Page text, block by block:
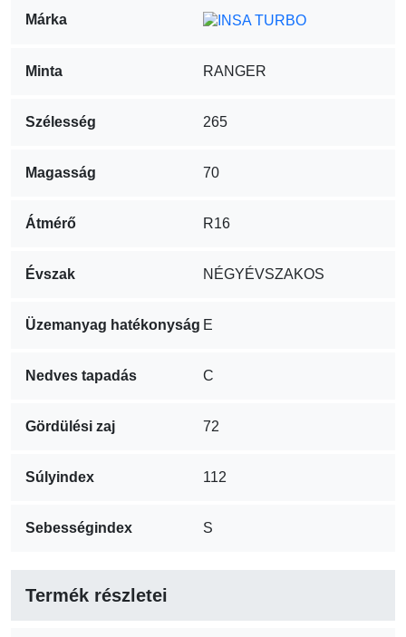
Márka
Minta RANGER
Szélesség 265
Magasság 70
Átmérő R16
Évszak NÉGYÉVSZAKOS
Üzemanyag hatékonyság E
Nedves tapadás C
Gördülési zaj 72
Súlyindex 112
Sebességindex S
Termék részletei